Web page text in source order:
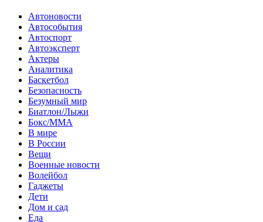
Автоновости
Автособытия
Автоспорт
Автоэксперт
Актеры
Аналитика
Баскетбол
Безопасность
Безумный мир
Биатлон/Лыжи
Бокс/MMA
В мире
В России
Вещи
Военные новости
Волейбол
Гаджеты
Дети
Дом и сад
Еда